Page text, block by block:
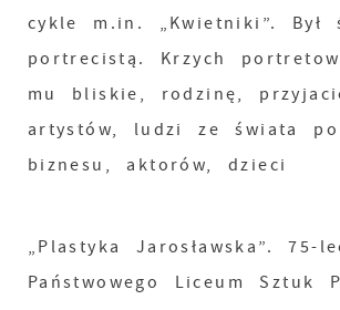
cykle m.in. „Kwietniki”. Był
portrecistą. Krzych
mu bliskie, rodzinę,
artystów, ludzi ze świata
biznesu, aktorów, dzieci
„Plastyka Jarosławska”. 75-
Państwowego Liceum Sztuk